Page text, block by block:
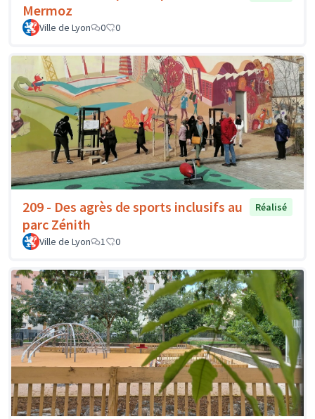
Mermoz
Ville de Lyon 0 0
209 - Des agrès de sports inclusifs au
parc Zénith
Réalisé
Ville de Lyon 1 0